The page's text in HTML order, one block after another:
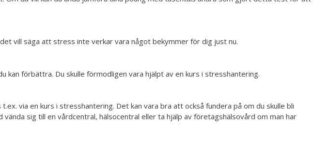
vill säga att stress inte verkar vara något bekymmer för dig just nu.
förbättra. Du skulle förmodligen vara hjälpt av en kurs i stresshantering.
via en kurs i stresshantering. Det kan vara bra att också fundera på om du skulle bli
sig till en vårdcentral, hälsocentral eller ta hjälp av företagshälsovård om man har